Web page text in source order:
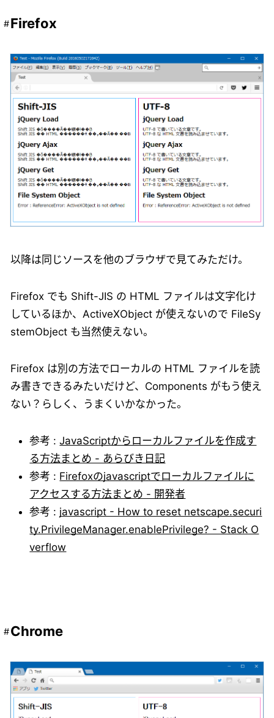
Firefox
以降は同じソースを他のブラウザで見てみただけ。
Firefox でも Shift-JIS の HTML ファイルは文字化け
しているほか、ActiveXObject が使えないので FileSy
stemObject も当然使えない。
Firefox は別の方法でローカルの HTML ファイルを読
み書きできるみたいだけど、Components がもう使え
ない？らしく、うまくいかなかった。
参考 :JavaScriptからローカルファイルを作成す
る方法まとめ - あらびき日記
参考 : Firefoxのjavascriptでローカルファイルに
アクセスする方法まとめ - 開発者
参考 : javascript - How to reset netscape.securi
ty.PrivilegeManager.enablePrivilege? - Stack O
verflow
Chrome